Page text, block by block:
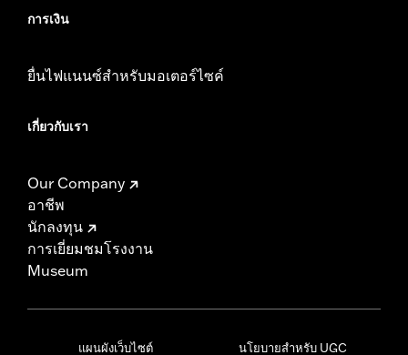
การเงิน
ยื่นไฟแนนซ์สำหรับมอเตอร์ไซค์
เกี่ยวกับเรา
Our Company
อาชีพ
นักลงทุน
การเยี่ยมชมโรงงาน
Museum
แผนผังเว็บไซต์ นโยบายสำหรับ UGC